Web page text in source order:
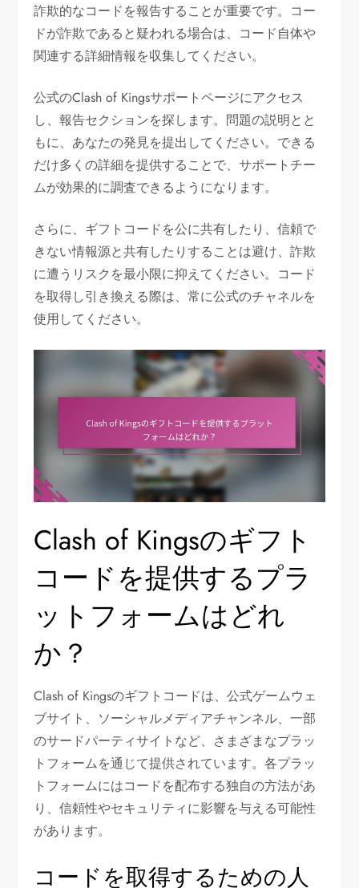
詐欺的なコードを報告することが重要です。コー
ドが詐欺であると疑われる場合は、コード自体や
関連する詳細情報を収集してください。
公式のClash of Kingsサポートページにアクセス
し、報告セクションを探します。問題の説明とと
もに、あなたの発見を提出してください。できる
だけ多くの詳細を提供することで、サポートチー
ムが効果的に調査できるようになります。
さらに、ギフトコードを公に共有したり、信頼で
きない情報源と共有したりすることは避け、詐欺
に遭うリスクを最小限に抑えてください。コード
を取得し引き換える際は、常に公式のチャネルを
使用してください。
Clash of Kingsのギフト
コードを提供するプラ
ットフォームはどれ
か？
Clash of Kingsのギフトコードは、公式ゲームウェ
ブサイト、ソーシャルメディアチャンネル、一部
のサードパーティサイトなど、さまざまなプラッ
トフォームを通じて提供されています。各プラッ
トフォームにはコードを配布する独自の方法があ
り、信頼性やセキュリティに影響を与える可能性
があります。
コードを取得するための人